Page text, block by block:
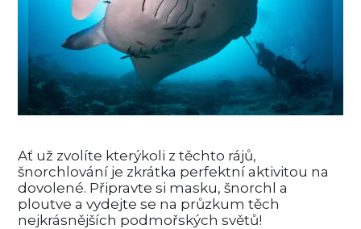
Ať už zvolíte kterýkoli z těchto rájů,
šnorchlování je zkrátka perfektní aktivitou na
dovolené. Připravte si masku, šnorchl a
ploutve a vydejte se na průzkum těch
nejkrásnějších podmořských světů!